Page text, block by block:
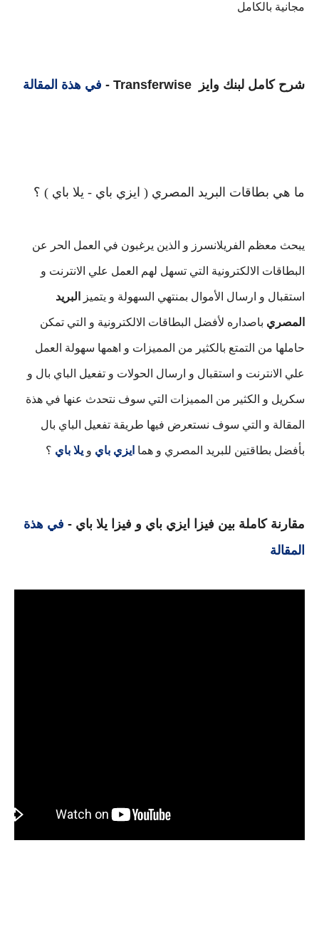
مجانية بالكامل
شرح كامل لبنك وايز Transferwise - في هذة المقالة
ما هي بطاقات البريد المصري ( ايزي باي - يلا باي ) ؟
يبحث معظم الفريلانسرز و الذين يرغبون في العمل الحر عن
البطاقات الالكترونية التي تسهل لهم العمل علي الانترنت و
استقبال و ارسال الأموال بمنتهي السهولة و يتميز البريد
المصري باصداره لأفضل البطاقات الالكترونية و التي تمكن
حاملها من التمتع بالكثير من المميزات و اهمها سهولة العمل
علي الانترنت و استقبال و ارسال الحولات و تفعيل الباي بال و
سكريل و الكثير من المميزات التي سوف نتحدث عنها في هذة
المقالة و التي سوف نستعرض فيها طريقة تفعيل الباي بال
بأفضل بطاقتين للبريد المصري و هما ايزي باي و يلا باي ؟
مقارنة كاملة بين فيزا ايزي باي و فيزا يلا باي - في هذة
المقالة